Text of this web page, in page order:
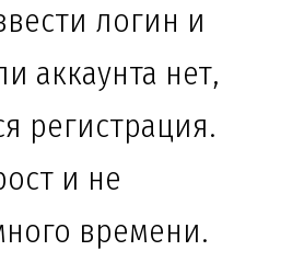
логин и
аккаунта нет,
регистрация.
и не
времени.